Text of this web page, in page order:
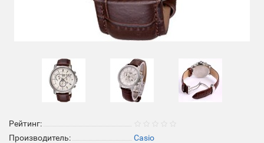
Рейтинг:
Производитель:
Casio